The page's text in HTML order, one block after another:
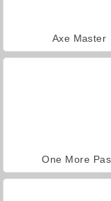
Axe Master
One More